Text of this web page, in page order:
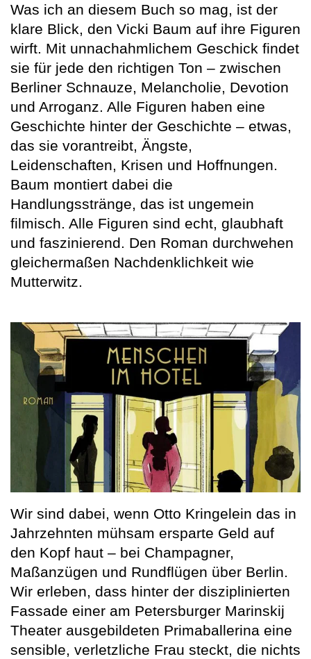
Was ich an diesem Buch so mag, ist der
klare Blick, den Vicki Baum auf ihre Figuren
wirft. Mit unnachahmlichem Geschick findet
sie für jede den richtigen Ton – zwischen
Berliner Schnauze, Melancholie, Devotion
und Arroganz. Alle Figuren haben eine
Geschichte hinter der Geschichte – etwas,
das sie vorantreibt, Ängste,
Leidenschaften, Krisen und Hoffnungen.
Baum montiert dabei die
Handlungsstränge, das ist ungemein
filmisch. Alle Figuren sind echt, glaubhaft
und faszinierend. Den Roman durchwehen
gleichermaßen Nachdenklichkeit wie
Mutterwitz.
Wir sind dabei, wenn Otto Kringelein das in
Jahrzehnten mühsam ersparte Geld auf
den Kopf haut – bei Champagner,
Maßanzügen und Rundflügen über Berlin.
Wir erleben, dass hinter der disziplinierten
Fassade einer am Petersburger Marinskij
Theater ausgebildeten Primaballerina eine
sensible, verletzliche Frau steckt, die nichts